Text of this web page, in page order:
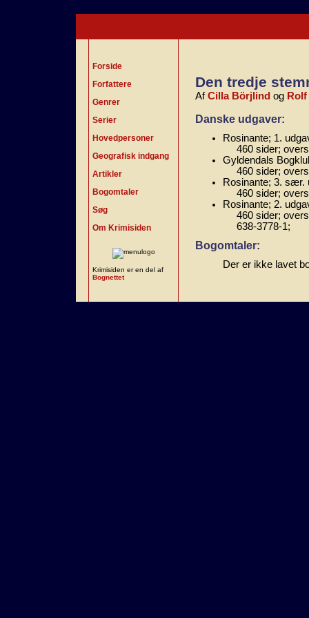
Forside
Forfattere
Genrer
Serier
Hovedpersoner
Geografisk indgang
Artikler
Bogomtaler
Søg
Om Krimisiden
Krimisiden er en del af
Bognettet
Den tredje
AfCilla Börjlind og
Danske udgaver:
Rosinante; 1.
460 sider;
Gyldendals
460 sider;
Rosinante; 3. sær.
460 sider;
Rosinante; 2.
460 sider;
638-3778-1;
Bogomtaler:
Der er ikke lavet